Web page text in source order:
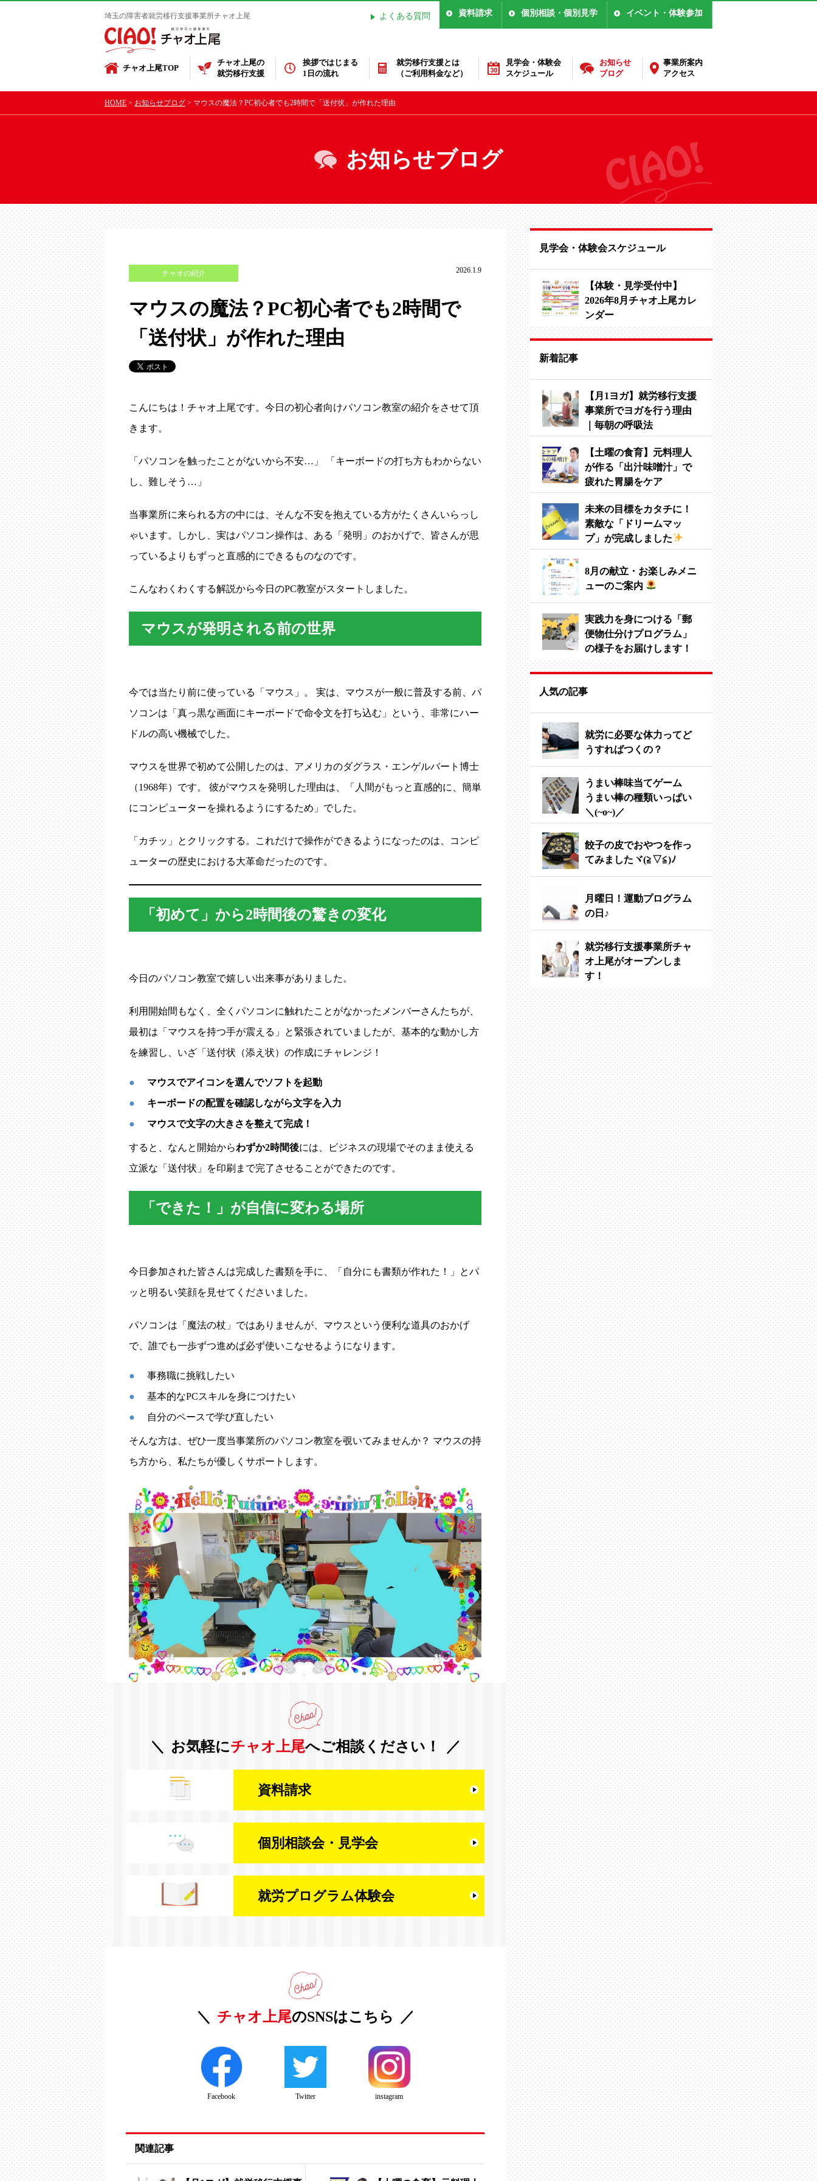
埼玉の障害者就労移行支援事業所チャオ上尾 よくある質問 資料請求 個別相談・個別見学 イベント・体験参加
チャオ上尾TOP
チャオ上尾の
就労移行支援
挨拶ではじまる
1日の流れ
就労移行支援とは
（ご利用料金など）
見学会・体験会
スケジュール
お知らせ
ブログ
事業所案内
アクセス
HOME お知らせブログ マウスの魔法？PC初心者でも2時間で「送付状」が作れた理由
お知らせブログ
チャオの紹介 2026.1.9
マウスの魔法？PC初心者でも2時間で
「送付状」が作れた理由
こんにちは！チャオ上尾です。今日の初心者向けパソコン教室の紹介をさせて頂
きます。
「パソコンを触ったことがないから不安…」 「キーボードの打ち方もわからない
し、難しそう…」
当事業所に来られる方の中には、そんな不安を抱えている方がたくさんいらっし
ゃいます。しかし、実はパソコン操作は、ある「発明」のおかげで、皆さんが思
っているよりもずっと直感的にできるものなのです。
こんなわくわくする解説から今日のPC教室がスタートしました。
マウスが発明される前の世界
今では当たり前に使っている「マウス」。 実は、マウスが一般に普及する前、パ
ソコンは「真っ黒な画面にキーボードで命令文を打ち込む」という、非常にハー
ドルの高い機械でした。
マウスを世界で初めて公開したのは、アメリカのダグラス・エンゲルバート博士
（1968年）です。 彼がマウスを発明した理由は、「人間がもっと直感的に、簡単
にコンピューターを操れるようにするため」でした。
「カチッ」とクリックする。これだけで操作ができるようになったのは、コンピ
ューターの歴史における大革命だったのです。
「初めて」から2時間後の驚きの変化
今日のパソコン教室で嬉しい出来事がありました。
利用開始間もなく、全くパソコンに触れたことがなかったメンバーさんたちが、
最初は「マウスを持つ手が震える」と緊張されていましたが、基本的な動かし方
を練習し、いざ「送付状（添え状）の作成にチャレンジ！
マウスでアイコンを選んでソフトを起動
キーボードの配置を確認しながら文字を入力
マウスで文字の大きさを整えて完成！
すると、なんと開始からわずか2時間後には、ビジネスの現場でそのまま使える
立派な「送付状」を印刷まで完了させることができたのです。
「できた！」が自信に変わる場所
今日参加された皆さんは完成した書類を手に、「自分にも書類が作れた！」とパ
ッと明るい笑顔を見せてくださいました。
パソコンは「魔法の杖」ではありませんが、マウスという便利な道具のおかげ
で、誰でも一歩ずつ進めば必ず使いこなせるようになります。
事務職に挑戦したい
基本的なPCスキルを身につけたい
自分のペースで学び直したい
そんな方は、ぜひ一度当事業所のパソコン教室を覗いてみませんか？ マウスの持
ち方から、私たちが優しくサポートします。
お気軽にチャオ上尾へご相談ください！
資料請求
個別相談会・ 見学会
就労プログラム体験会
チャオ上尾のSNSはこちら
Facebook Twitter instagram
関連記事
見学会・体験会スケジュール
【体験・見学受付中】
2026年8月チャオ上尾カレ
ンダー
新着記事
【月1ヨガ】就労移行支援
事業所でヨガを行う理由
｜毎朝の呼吸法
【土曜の食育】元料理人
が作る「出汁味噌汁」で
疲れた胃腸をケア
未来の目標をカタチに！
素敵な「ドリームマッ
プ」が完成しました
8月の献立・お楽しみメニ
ューのご案内
実践力を身につける「郵
便物仕分けプログラム」
の様子をお届けします！
人気の記事
就労に必要な体力ってど
うすればつくの？
うまい棒味当てゲーム
うまい棒の種類いっぱい
＼(~o~)／
餃子の皮でおやつを作っ
てみましたヾ(≧▽≦)ﾉ
月曜日！運動プログラム
の日♪
就労移行支援事業所チャ
オ上尾がオープンしま
す！